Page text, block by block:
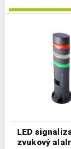
LED
zvukový